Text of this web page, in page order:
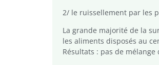
2/ le ruissellement par les
La grande majorité de la
les aliments disposés au
Résultats : pas de